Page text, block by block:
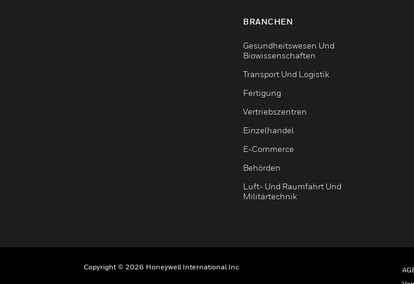
BRANCHEN
Gesundheitswesen Und
Biowissenschaften
Transport Und Logistik
Fertigung
Vertriebszentren
Einzelhandel
E-Commerce
Behörden
Luft- Und Raumfahrt Und
Militärtechnik
Copyright © 2026 Honeywell International Inc